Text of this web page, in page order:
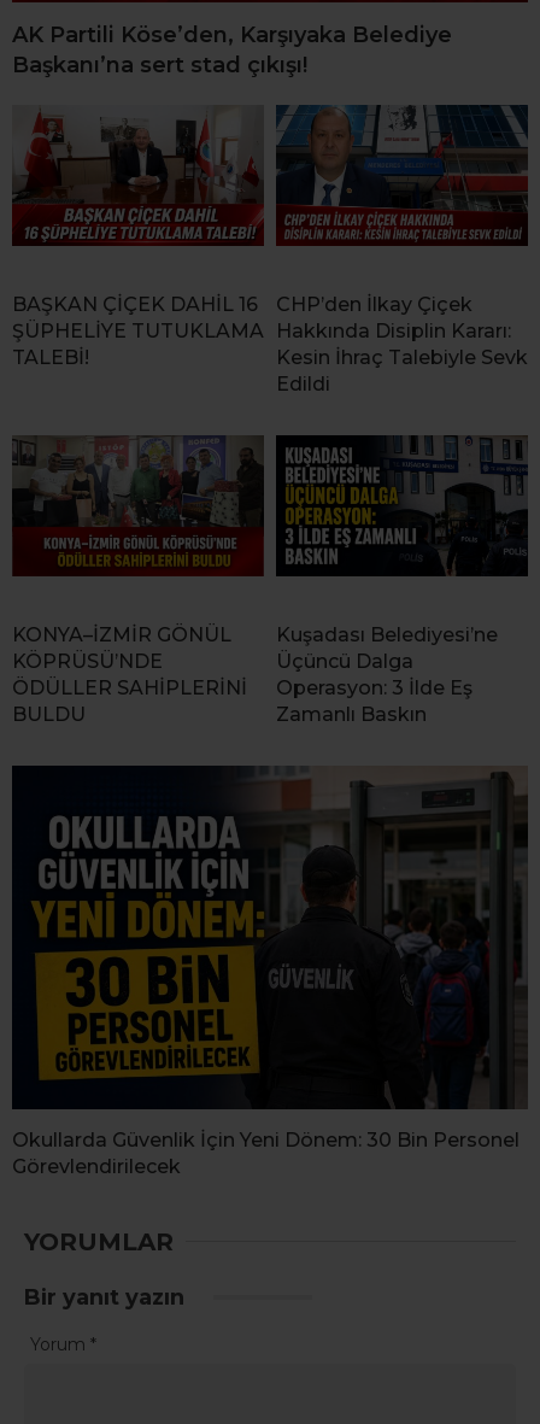
AK Partili Köse’den, Karşıyaka Belediye
Başkanı’na sert stad çıkışı!
BAŞKAN ÇİÇEK DAHİL 16
ŞÜPHELİYE TUTUKLAMA
TALEBİ!
CHP’den İlkay Çiçek
Hakkında Disiplin Kararı:
Kesin İhraç Talebiyle Sevk
Edildi
KONYA–İZMİR GÖNÜL
KÖPRÜSÜ’NDE
ÖDÜLLER SAHİPLERİNİ
BULDU
Kuşadası Belediyesi’ne
Üçüncü Dalga
Operasyon: 3 İlde Eş
Zamanlı Baskın
Okullarda Güvenlik İçin Yeni Dönem: 30 Bin Personel
Görevlendirilecek
YORUMLAR
Bir yanıt yazın
Yorum *